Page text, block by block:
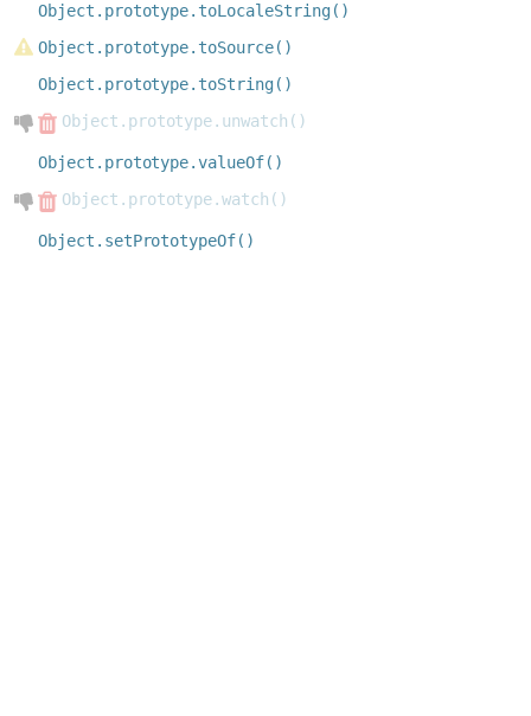
Object.prototype.toLocaleString()
Object.prototype.toSource()
Object.prototype.toString()
Object.prototype.unwatch()
Object.prototype.valueOf()
Object.prototype.watch()
Object.setPrototypeOf()